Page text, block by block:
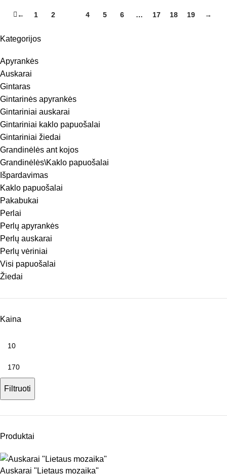
Kategorijos
Apyrankės
Auskarai
Gintaras
Gintarinės apyrankės
Gintariniai auskarai
Gintariniai kaklo papuošalai
Gintariniai žiedai
Grandinėlės ant kojos
Grandinėlės\Kaklo papuošalai
Išpardavimas
Kaklo papuošalai
Pakabukai
Perlai
Perlų apyrankės
Perlų auskarai
Perlų vėriniai
Visi papuošalai
Žiedai
Kaina
Filtruoti
Produktai
Auskarai "Lietaus mozaika"
← 1 2 4 5 6 … 17 18 19 →